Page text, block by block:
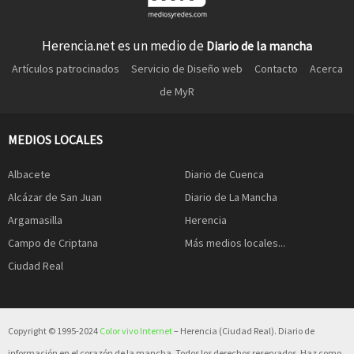
Herencia.net es un medio de Diario de la mancha
Artículos patrocinados Servicio de Diseño web Contacto
Acerca
de MyR
MEDIOS LOCALES
Albacete
Alcázar de San Juan
Argamasilla
Campo de Criptana
Ciudad Real
Diario de Cuenca
Diario de La Mancha
Herencia
Más medios locales...
Copyright © 1995-2024 Color vivo Internet– Herencia (Ciudad Real). Diario de